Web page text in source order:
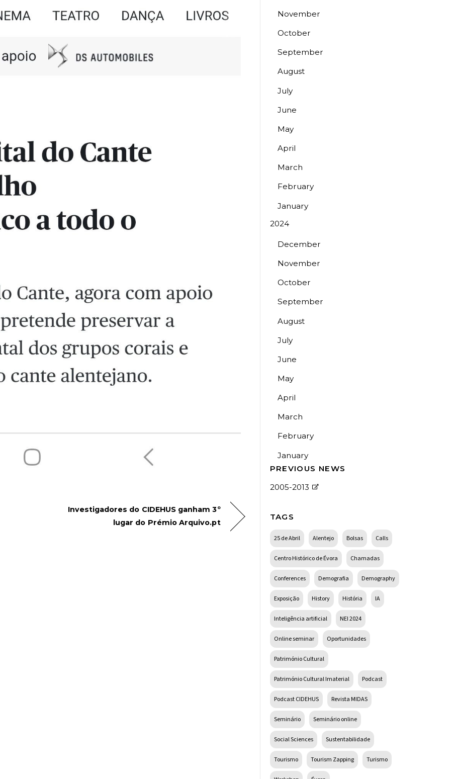
Investigadores do CIDEHUS ganham 3º
lugar do Prémio Arquivo.pt
November
October
September
August
July
June
May
April
March
February
January
2024
December
November
October
September
August
July
June
May
April
March
February
January
PREVIOUS NEWS
2005-2013
TAGS
25 de Abril Alentejo Bolsas Calls
Centro Histórico de Évora Chamadas
Conferences Demografia Demography
Exposição History História IA
Inteligência artificial NEI 2024
Online seminar Oportunidades
Património Cultural
Património Cultural Imaterial Podcast
Podcast CIDEHUS Revista MIDAS
Seminário Seminário online
Social Sciences Sustentabilidade
Tourismo Tourism Zapping Turismo